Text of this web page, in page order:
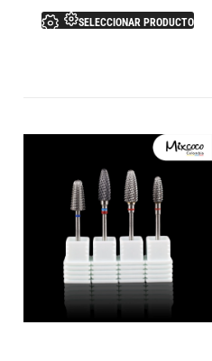
SELECCIONAR PRODUCTO